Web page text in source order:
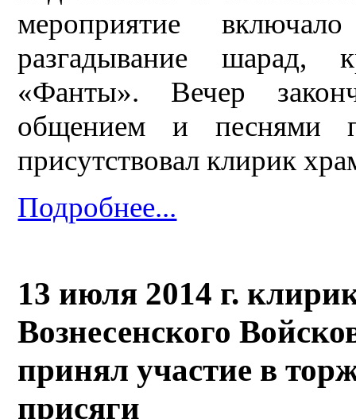
мероприятие
разгадывание шарад,
«Фанты». Вечер
общением и песнями
присутствовал клирик
Подробнее...
13 июля 2014 г.
Вознесенского
принял участие в
присяги